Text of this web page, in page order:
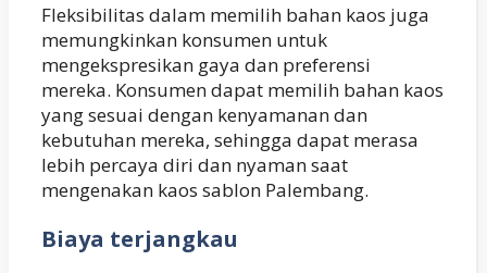
Fleksibilitas dalam memilih bahan kaos juga
memungkinkan konsumen untuk
mengekspresikan gaya dan preferensi
mereka. Konsumen dapat memilih bahan kaos
yang sesuai dengan kenyamanan dan
kebutuhan mereka, sehingga dapat merasa
lebih percaya diri dan nyaman saat
mengenakan kaos sablon Palembang.
Biaya terjangkau